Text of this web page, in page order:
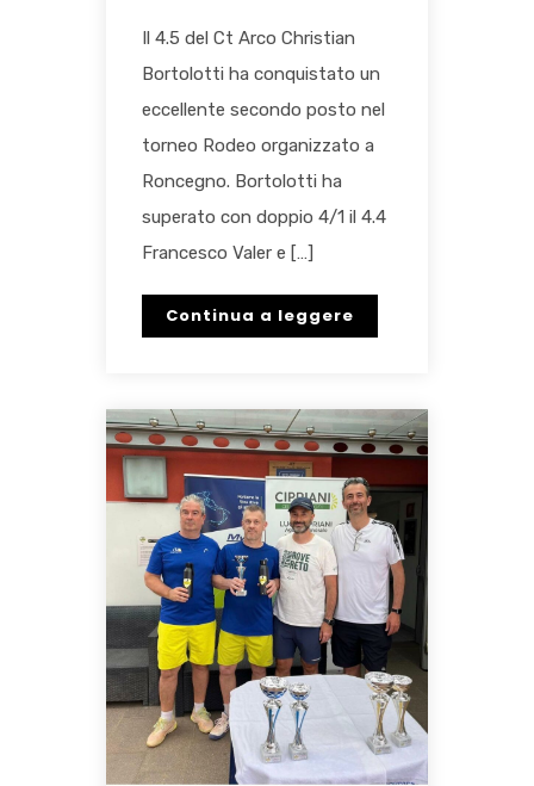
Il 4.5 del Ct Arco Christian
Bortolotti ha conquistato un
eccellente secondo posto nel
torneo Rodeo organizzato a
Roncegno. Bortolotti ha
superato con doppio 4/1 il 4.4
Francesco Valer e […]
Continua a leggere